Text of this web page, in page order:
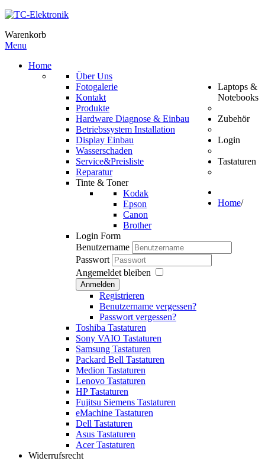
Warenkorb
Menu
Home
Über Uns
Fotogalerie
Kontakt
Produkte
Hardware Diagnose & Einbau
Betriebssystem Installation
Display Einbau
Wasserschaden
Service&Preisliste
Laptops &
Notebooks
Reparatur
Zubehör
Tinte & Toner
Kodak
Epson
Canon
Brother
Login
Login Form
Benutzername
Passwort
Angemeldet bleiben
Anmelden
Registrieren
Benutzername vergessen?
Passwort vergessen?
Tastaturen
Toshiba Tastaturen
Sony VAIO Tastaturen
Samsung Tastaturen
Packard Bell Tastaturen
Medion Tastaturen
Lenovo Tastaturen
HP Tastaturen
Fujitsu Siemens Tastaturen
eMachine Tastaturen
Dell Tastaturen
Asus Tastaturen
Acer Tastaturen
Home/
Widerrufsrecht